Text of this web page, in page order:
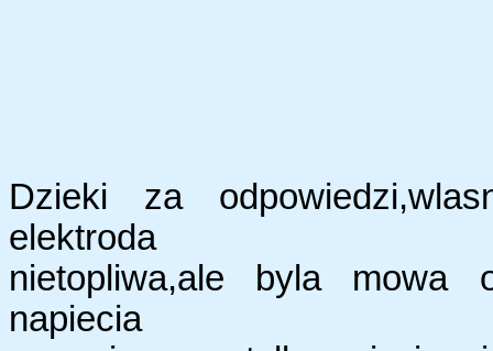
Dzieki za
elektroda
nietopliwa,ale byla mowa
napiecia